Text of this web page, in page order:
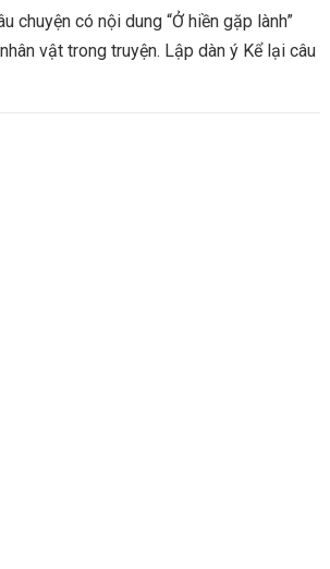
chuyện có nội dung “Ở hiền gặp lành”
vật trong truyện. Lập dàn ý Kể lại câu